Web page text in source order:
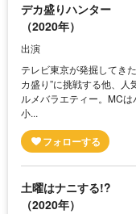
デカ盛りハンター
（2020年）
出演
テレビ東京が発掘してき
カ盛り”に挑戦する他、
ルメバラエティー。MC
小...
土曜はナニする!?
（2020年）